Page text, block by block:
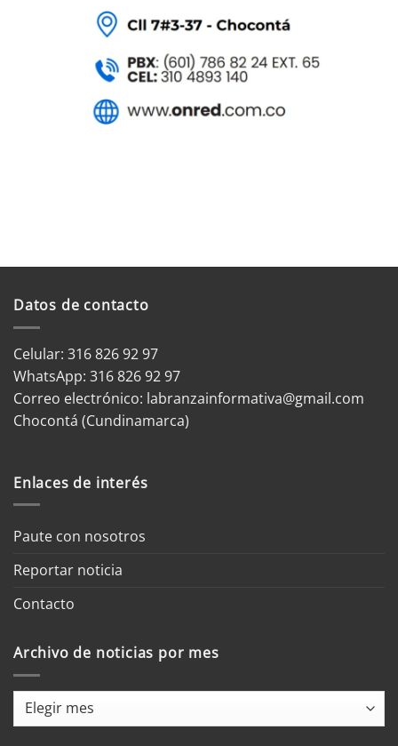
Datos de contacto
Celular: 316 826 92 97
WhatsApp: 316 826 92 97
Correo electrónico: labranzainformativa@gmail.com
Chocontá (Cundinamarca)
Enlaces de interés
Paute con nosotros
Reportar noticia
Contacto
Archivo de noticias por mes
Archivo